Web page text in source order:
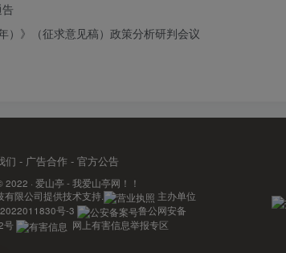
》（征求意见稿）政策分析研判会议
们 - 广告合作 - 官方公告
2022 · 爱山亭 - 我爱山亭网！！
有限公司提供技术支持.
主办单位
号-3
鲁公网安备
号
网上有害信息举报专区